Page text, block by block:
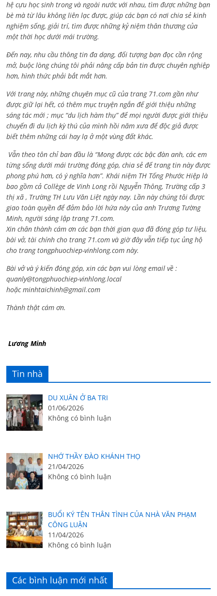
hệ cựu học sinh trong và ngoài nước với nhau, tìm được những bạn
bè mà từ lâu không liên lạc được, giúp các bạn có nơi chia sẻ kinh
nghiệm sống, giải trí, tìm được những kỷ niệm thân thương của
một thời học dưới mái trường.
Đến nay, nhu cầu thông tin đa dạng, đối tượng bạn đọc cần rộng
mở, buộc lòng chúng tôi phải nâng cấp bản tin được chuyên nghiệp
hơn, hình thức phải bắt mắt hơn.
Với trang này, những chuyên mục cũ của trang 71.com gần như
được giữ lại hết, có thêm mục truyện ngắn để giới thiệu những
sáng tác mới ; mục “du lịch hàm thụ” để mọi người được giới thiệu
chuyến đi du lịch kỳ thú của mình hồi năm xưa để độc giả được
biết thêm những cái hay lạ ở một vùng đất khác.
Vẫn theo tôn chỉ ban đầu là “Mong được các bậc đàn anh, các em
từng sống dưới mái trường đóng góp, chia sẻ để trang tin này được
phong phú hơn, có ý nghĩa hơn”. Khái niệm TH Tống Phước Hiệp là
bao gồm cả Collège de Vinh Long rồi Nguyễn Thông, Trường cấp 3
thị xã , Trường TH Lưu Văn Liệt ngày nay. Lần này chúng tôi được
giao toàn quyền để đảm bảo lời hứa này của anh Trương Tường
Minh, người sáng lập trang 71.com.
Xin chân thành cám ơn các bạn thời gian qua đã đóng góp tư liệu,
bài vở, tài chính cho trang 71.com và giờ đây vẫn tiếp tục ủng hộ
cho trang tongphuochiep-vinhlong.com này.
Bài vở và ý kiến đóng góp, xin các bạn vui lòng email về :
quanly@tongphuochiep-vinhlong.local
hoặcminhtaichinh@gmail.com
Thành thật cám ơn.
Lương Minh
Tin nhà
DU XUÂN Ở BA TRI
01/06/2026
Không có bình luận
NHỚ THẦY ĐÀO KHÁNH THỌ
21/04/2026
Không có bình luận
BUỔI KÝ TÊN THÂN TÌNH CỦA NHÀ VĂN PHẠM
CÔNG LUẬN
11/04/2026
Không có bình luận
Các bình luận mới nhất